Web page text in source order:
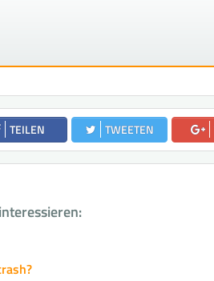
TEILEN TWEETEN